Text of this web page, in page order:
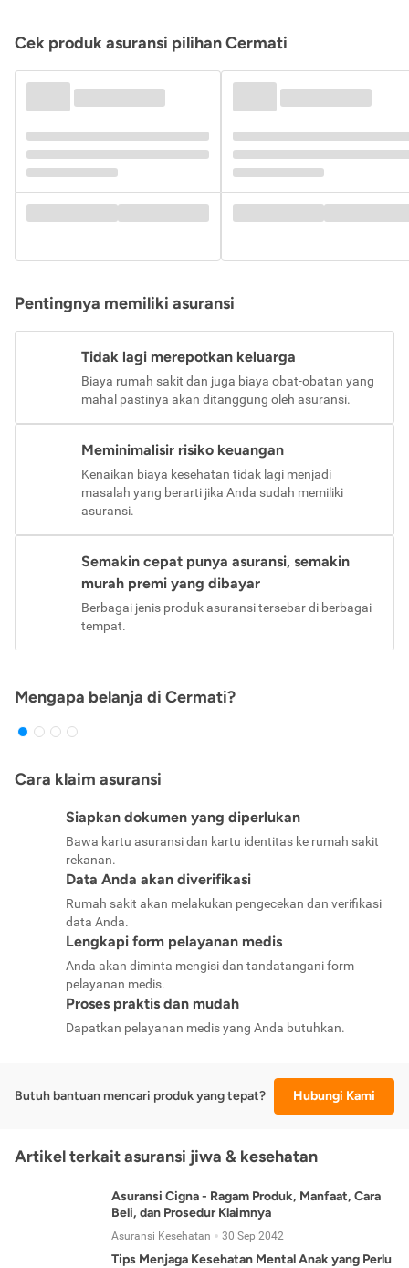
Cek produk asuransi pilihan Cermati
Pentingnya memiliki asuransi
Tidak lagi merepotkan keluarga
Biaya rumah sakit dan juga biaya obat-obatan yang
mahal pastinya akan ditanggung oleh asuransi.
Meminimalisir risiko keuangan
Kenaikan biaya kesehatan tidak lagi menjadi
masalah yang berarti jika Anda sudah memiliki
asuransi.
Semakin cepat punya asuransi, semakin
murah premi yang dibayar
Berbagai jenis produk asuransi tersebar di berbagai
tempat.
Mengapa belanja di Cermati?
Cara klaim asuransi
Siapkan dokumen yang diperlukan
Bawa kartu asuransi dan kartu identitas ke rumah sakit
rekanan.
Data Anda akan diverifikasi
Rumah sakit akan melakukan pengecekan dan verifikasi
data Anda.
Lengkapi form pelayanan medis
Anda akan diminta mengisi dan tandatangani form
pelayanan medis.
Proses praktis dan mudah
Dapatkan pelayanan medis yang Anda butuhkan.
Butuh bantuan mencari produk yang tepat? Hubungi Kami
Artikel terkait asuransi jiwa & kesehatan
Asuransi Cigna - Ragam Produk, Manfaat, Cara
Beli, dan Prosedur Klaimnya
Asuransi Kesehatan 30 Sep 2042
Tips Menjaga Kesehatan Mental Anak yang Perlu